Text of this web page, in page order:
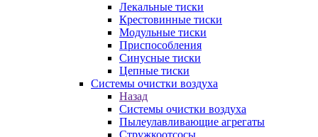
Лекальные тиски
Крестовинные тиски
Модульные тиски
Приспособления
Синусные тиски
Цепные тиски
Системы очистки воздуха
Назад
Системы очистки воздуха
Пылеулавливающие агрегаты
Стружкоотсосы